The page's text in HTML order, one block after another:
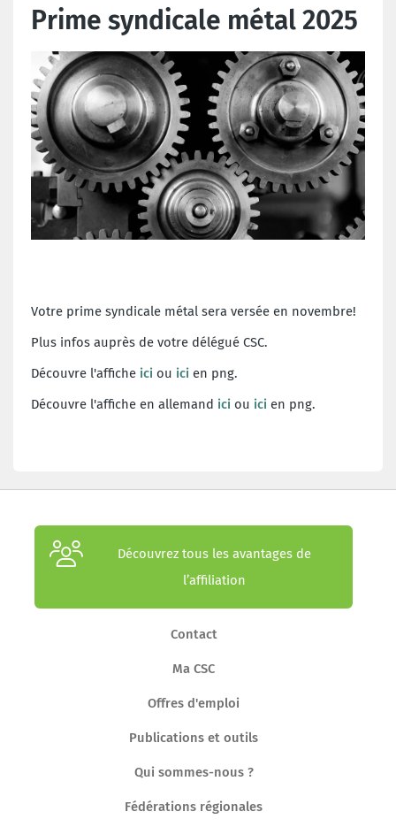
Prime syndicale métal 2025
Votre prime syndicale métal sera versée en novembre!
Plus infos auprès de votre délégué CSC.
Découvre l'affiche ici ou ici en png.
Découvre l'affiche en allemand ici ou ici en png.
Découvrez tous les avantages de
l’affiliation
Contact
Ma CSC
Offres d'emploi
Publications et outils
Qui sommes-nous ?
Fédérations régionales